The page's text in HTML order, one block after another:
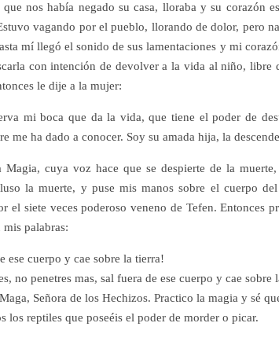
nos había negado su casa, lloraba y su corazón
vagando por el pueblo, llorando de dolor, pero
mí llegó el sonido de sus lamentaciones y mi
con intención de devolver a la vida al niño, libre
le dije a la mujer:
mi boca que da la vida, que tiene el poder de
me ha dado a conocer. Soy su amada hija, la
cuya voz hace que se despierte de la
la muerte, y puse mis manos sobre el cuerpo
el siete veces poderoso veneno de Tefen. Entonces
palabras:
ese cuerpo y cae sobre la tierra!
no penetres mas, sal fuera de ese cuerpo y cae sobre
Señora de los Hechizos. Practico la magia y sé
los reptiles que poseéis el poder de morder o picar.